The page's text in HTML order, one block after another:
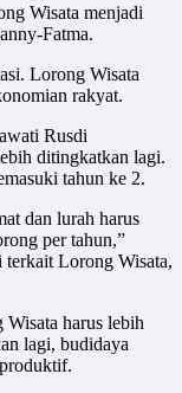
Wisata menjadi
Fatma.
Lorong Wisata
rakyat.
Rusdi
ditingkatkan lagi.
tahun ke 2.
dan lurah harus
per tahun,”
terkait Lorong Wisata,
harus lebih
lagi, budidaya